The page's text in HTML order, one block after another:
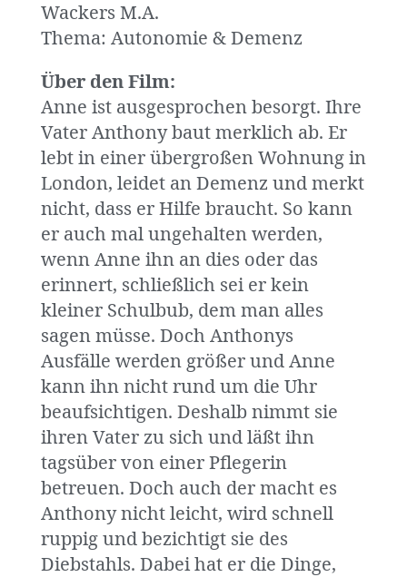
Wackers M.A.
Thema: Autonomie & Demenz
Über den Film:
Anne ist ausgesprochen besorgt. Ihre
Vater Anthony baut merklich ab. Er
lebt in einer übergroßen Wohnung in
London, leidet an Demenz und merkt
nicht, dass er Hilfe braucht. So kann
er auch mal ungehalten werden,
wenn Anne ihn an dies oder das
erinnert, schließlich sei er kein
kleiner Schulbub, dem man alles
sagen müsse. Doch Anthonys
Ausfälle werden größer und Anne
kann ihn nicht rund um die Uhr
beaufsichtigen. Deshalb nimmt sie
ihren Vater zu sich und läßt ihn
tagsüber von einer Pflegerin
betreuen. Doch auch der macht es
Anthony nicht leicht, wird schnell
ruppig und bezichtigt sie des
Diebstahls. Dabei hat er die Dinge,